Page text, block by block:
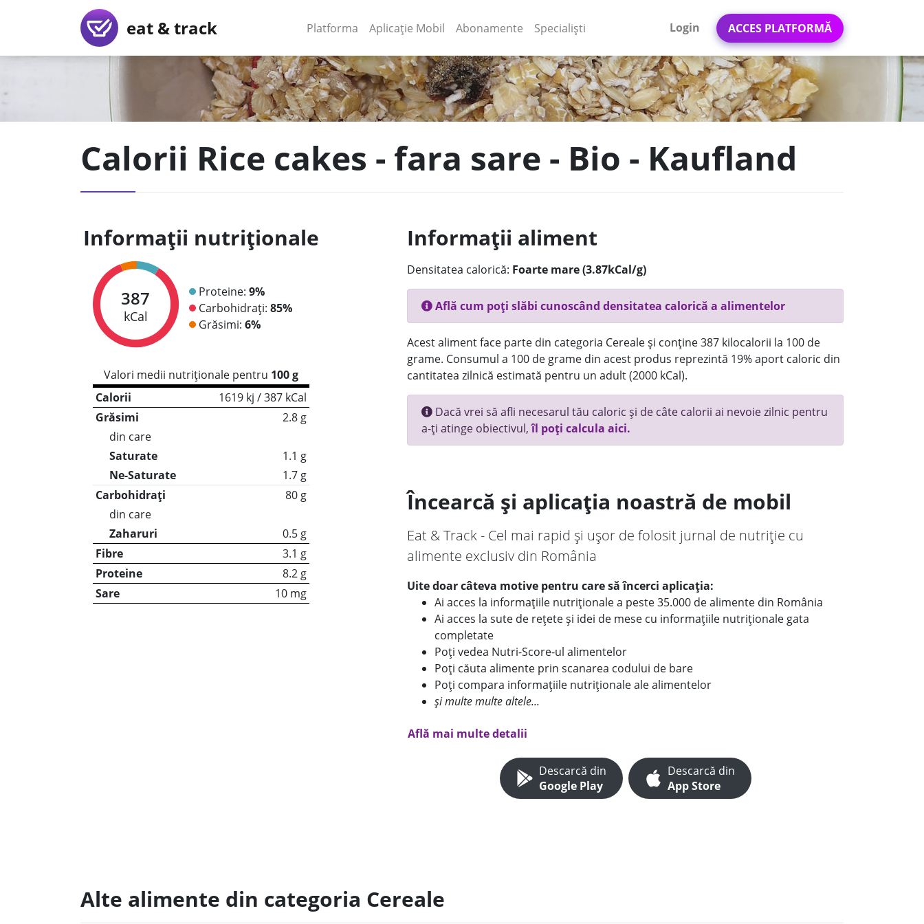
eat & track Platforma (current)
Aplicație Mobil (current)
Abonamente Specialiști Login ACCES PLATFORMĂ
Calorii Rice cakes - fara sare - Bio - Kaufland
Informații nutriționale
387
kCal
Proteine: 9%
Carbohidrați: 85%
Grăsimi: 6%
Valori medii nutriționale pentru 100 g
Calorii
1619 kj / 387 kCal
Grăsimi
2.8 g
din care
Saturate
1.1 g
Ne-Saturate
1.7 g
Carbohidrați
80 g
din care
Zaharuri
0.5 g
Fibre
3.1 g
Proteine
8.2 g
Sare
10 mg
Informații aliment
Densitatea calorică: Foarte mare (3.87kCal/g)
Află cum poți slăbi cunoscând densitatea calorică a alimentelor
Acest aliment face parte din categoria Cereale și conține 387 kilocalorii la 100 de
grame. Consumul a 100 de grame din acest produs reprezintă 19% aport caloric din
cantitatea zilnică estimată pentru un adult (2000 kCal).
Dacă vrei să afli necesarul tău caloric și de câte calorii ai nevoie zilnic pentru
a-ți atinge obiectivul,îl poți calcula aici.
Încearcă și aplicația noastră de mobil
Eat & Track - Cel mai rapid și ușor de folosit jurnal de nutriție cu
alimente exclusiv din România
Uite doar câteva motive pentru care să încerci aplicația:
Ai acces la informațiile nutriționale a peste 35.000 de alimente din România
Ai acces la sute de rețete și idei de mese cu informațiile nutriționale gata
completate
Poți vedea Nutri-Score-ul alimentelor
Poți căuta alimente prin scanarea codului de bare
Poți compara informațiile nutriționale ale alimentelor
și multe multe altele...
Află mai multe detalii
Descarcă din
Google Play
Descarcă din
App Store
Alte alimente din categoria Cereale